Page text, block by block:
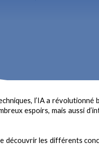
l’IA a
espoirs, mais aussi
découvrir les différents